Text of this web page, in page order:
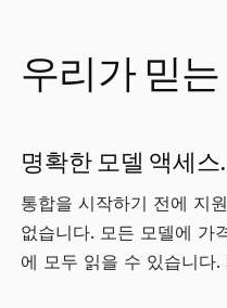
우리가 믿는
명확한 모델 액세스.
통합을 시작하기 전에 지
없습니다. 모든 모델에 가
에 모두 읽을 수 있습니다.